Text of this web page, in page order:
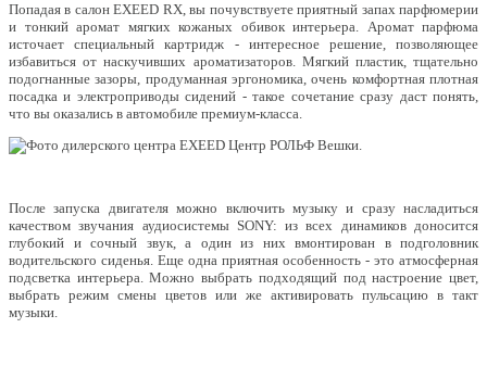
Попадая в салон EXEED RX, вы почувствуете приятный запах парфюмерии
и тонкий аромат мягких кожаных обивок интерьера. Аромат парфюма
источает специальный картридж - интересное решение, позволяющее
избавиться от наскучивших ароматизаторов. Мягкий пластик, тщательно
подогнанные зазоры, продуманная эргономика, очень комфортная плотная
посадка и электроприводы сидений - такое сочетание сразу даст понять,
что вы оказались в автомобиле премиум-класса.
После запуска двигателя можно включить музыку и сразу насладиться
качеством звучания аудиосистемы SONY: из всех динамиков доносится
глубокий и сочный звук, а один из них вмонтирован в подголовник
водительского сиденья. Еще одна приятная особенность - это атмосферная
подсветка интерьера. Можно выбрать подходящий под настроение цвет,
выбрать режим смены цветов или же активировать пульсацию в такт
музыки.